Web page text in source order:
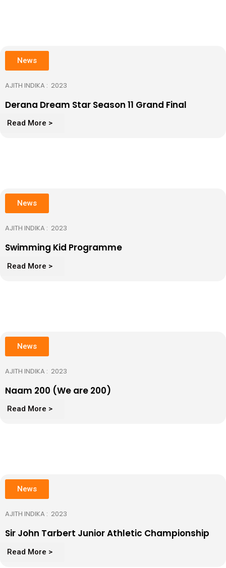
News
AJITH INDIKA : 2023
Derana Dream Star Season 11 Grand Final
Read More >
News
AJITH INDIKA : 2023
Swimming Kid Programme
Read More >
News
AJITH INDIKA : 2023
Naam 200 (We are 200)​
Read More >
News
AJITH INDIKA : 2023
Sir John Tarbert Junior Athletic Championship
Read More >